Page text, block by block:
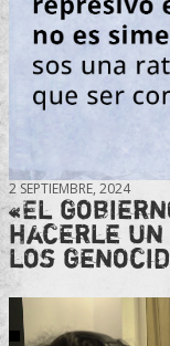
2 SEPTIEMBRE, 2024
«El
hacerle un
los